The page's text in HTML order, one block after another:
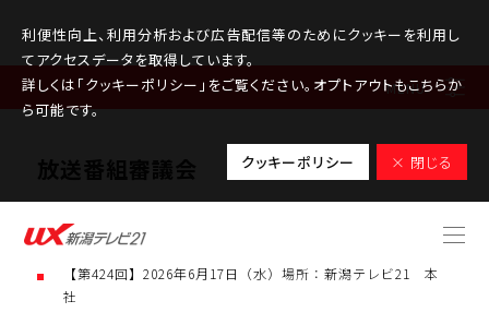
利便性向上、利用分析および広告配信等のためにクッキーを利用し
てアクセスデータを取得しています。
詳しくは「クッキーポリシー」をご覧ください。オプトアウトもこちらか
ら可能です。
クッキーポリシー × 閉じる
【第425回】2026年7月22日（水）場所：新潟グランドホテル
【第424回】2026年6月17日（水）場所：新潟テレビ21 本
社
MENU